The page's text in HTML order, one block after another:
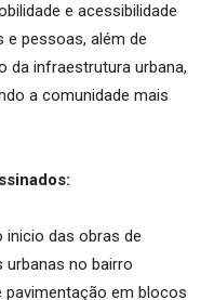
e acessibilidade
e pessoas, além de
da infraestrutura urbana,
a comunidade mais
inicio das obras de
urbanas no bairro
pavimentação em blocos